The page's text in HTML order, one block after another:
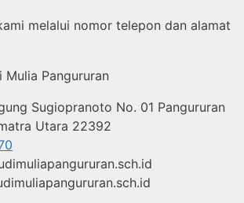
melalui nomor telepon dan alamat
Mulia Pangururan
Sugiopranoto No. 01 Pangururan
Utara 22392